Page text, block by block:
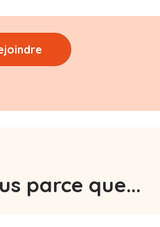
parce que...